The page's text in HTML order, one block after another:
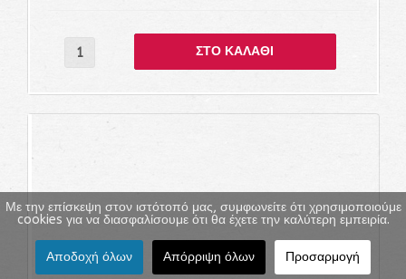
Με την επίσκεψη στον ιστότοπό μας, συμφωνείτε ότι χρησιμοποιούμε
cookies για να διασφαλίσουμε ότι θα έχετε την καλύτερη εμπειρία.
Αποδοχή όλων Απόρριψη όλων Προσαρμογή